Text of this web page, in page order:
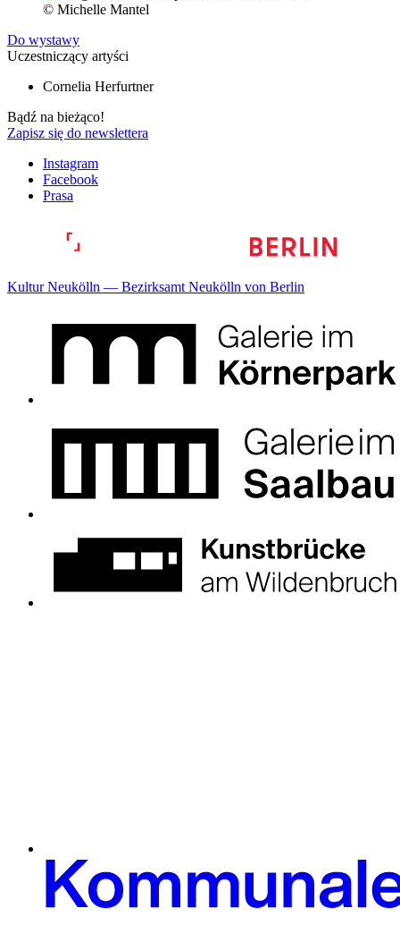
© Michelle Mantel
Do wystawy
Uczestniczący artyści
Cornelia Herfurtner
Bądź na bieżąco!
Zapisz się do newslettera
Instagram
Facebook
Prasa
Kultur Neukölln — Bezirksamt Neukölln von Berlin